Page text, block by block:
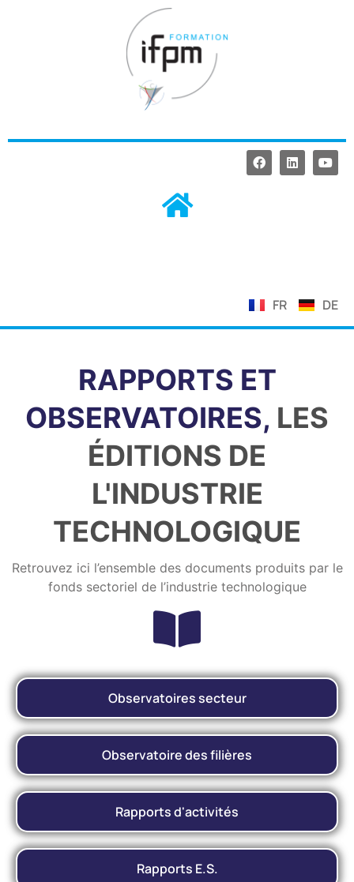
FR DE
RAPPORTS ET
OBSERVATOIRES, LES
ÉDITIONS DE
L'INDUSTRIE
TECHNOLOGIQUE
Retrouvez ici l’ensemble des documents produits par le
fonds sectoriel de l’industrie technologique
Observatoires secteur
Observatoire des filières
Rapports d'activités
Rapports E.S.